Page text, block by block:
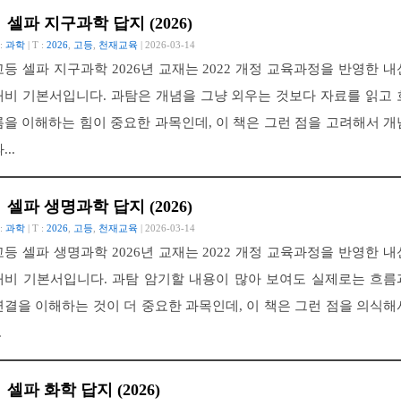
셀파 지구과학 답지 (2026)
과학 | T : 2026 고등 천재교육 | 2026-03-14
등 셀파 지구과학 2026년 교재는 2022 개정 교육과정을 반영한 내
비 기본서입니다. 과탐은 개념을 그냥 외우는 것보다 자료를 읽고
을 이해하는 힘이 중요한 과목인데, 이 책은 그런 점을 고려해서 개
...
셀파 생명과학 답지 (2026)
과학 | T : 2026 고등 천재교육 | 2026-03-14
등 셀파 생명과학 2026년 교재는 2022 개정 교육과정을 반영한 내
비 기본서입니다. 과탐 암기할 내용이 많아 보여도 실제로는 흐름
결을 이해하는 것이 더 중요한 과목인데, 이 책은 그런 점을 의식해
셀파 화학 답지 (2026)